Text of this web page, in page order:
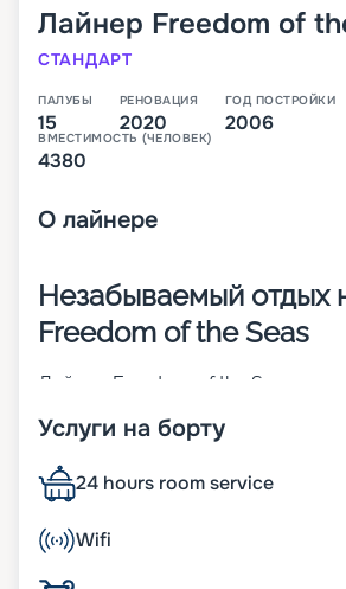
Лайнер Freedom of
СТАНДАРТ
ПАЛУБЫ
15
РЕНОВАЦИЯ
2020
ГОД ПОСТРОЙКИ
2006
ВМЕСТИМОСТЬ (ЧЕЛОВЕК)
4380
О лайнере
Незабываемый отдых
Freedom of the Seas
Лайнер Freedom of the Seas –
Caribbean International. Оно было
модернизация. Его суда-близнецы
Independence of the Seas и Liberty
Основные характеристики
• ширина – 56 м;
Услуги на борту
24 hours room service
Wifi